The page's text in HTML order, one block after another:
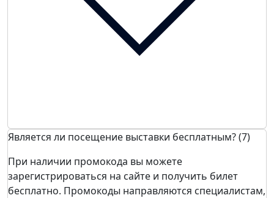
Является ли посещение выставки бесплатным? (7)
При наличии промокода вы можете
зарегистрироваться на сайте и получить билет
бесплатно. Промокоды направляются специалистам,